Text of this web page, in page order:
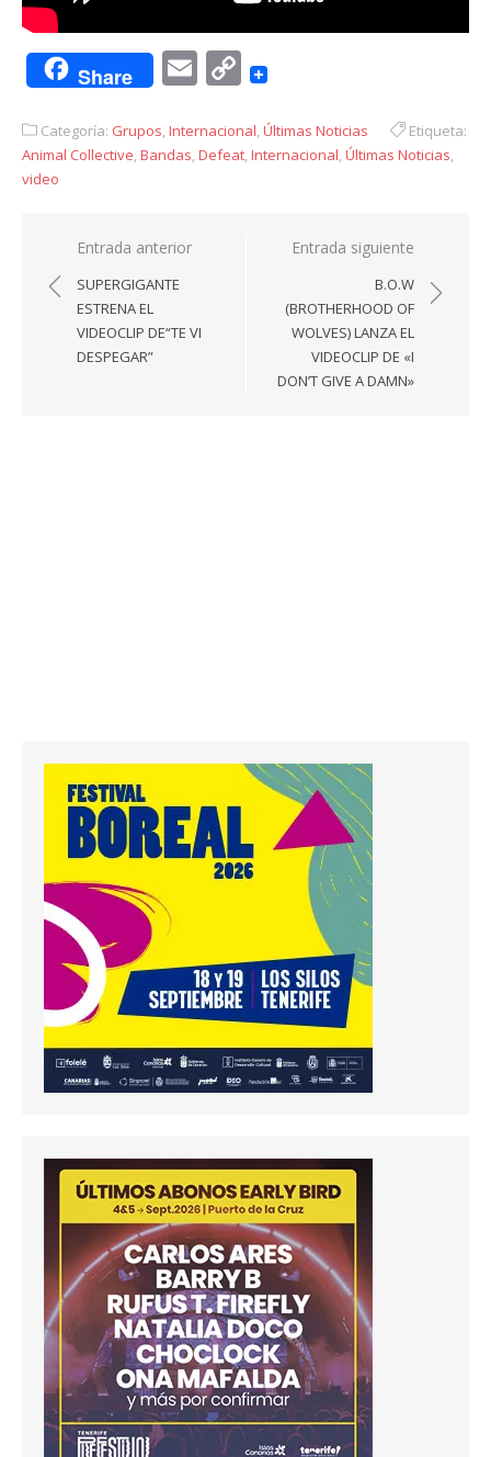
Share EmailCopy
Categoría: Grupos,Internacional,Últimas Noticias
Etiqueta:
Animal Collective,Bandas,Defeat,Internacional,Últimas Noticias,
video
Navegación
de
entradas
Entrada anterior
SUPERGIGANTE
ESTRENA EL
VIDEOCLIP DE“TE VI
DESPEGAR”
Entrada siguiente
B.O.W
(BROTHERHOOD OF
WOLVES) LANZA EL
VIDEOCLIP DE «I
DON’T GIVE A DAMN»